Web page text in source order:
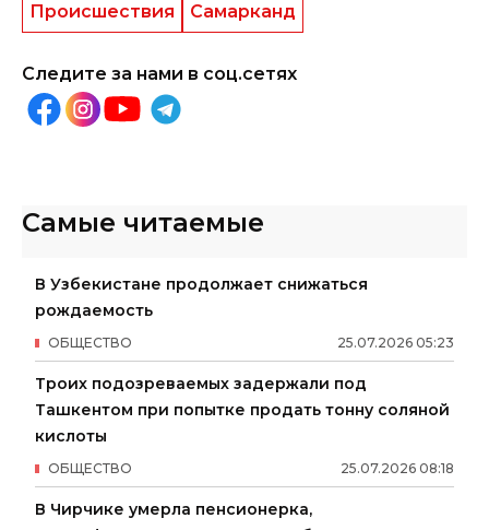
Происшествия Самарканд
Следите за нами в соц.сетях
Самые читаемые
В Узбекистане продолжает снижаться
рождаемость
25.07.2026 05:23
ОБЩЕСТВО
Троих подозреваемых задержали под
Ташкентом при попытке продать тонну соляной
кислоты
25.07.2026 08:18
ОБЩЕСТВО
В Чирчике умерла пенсионерка,